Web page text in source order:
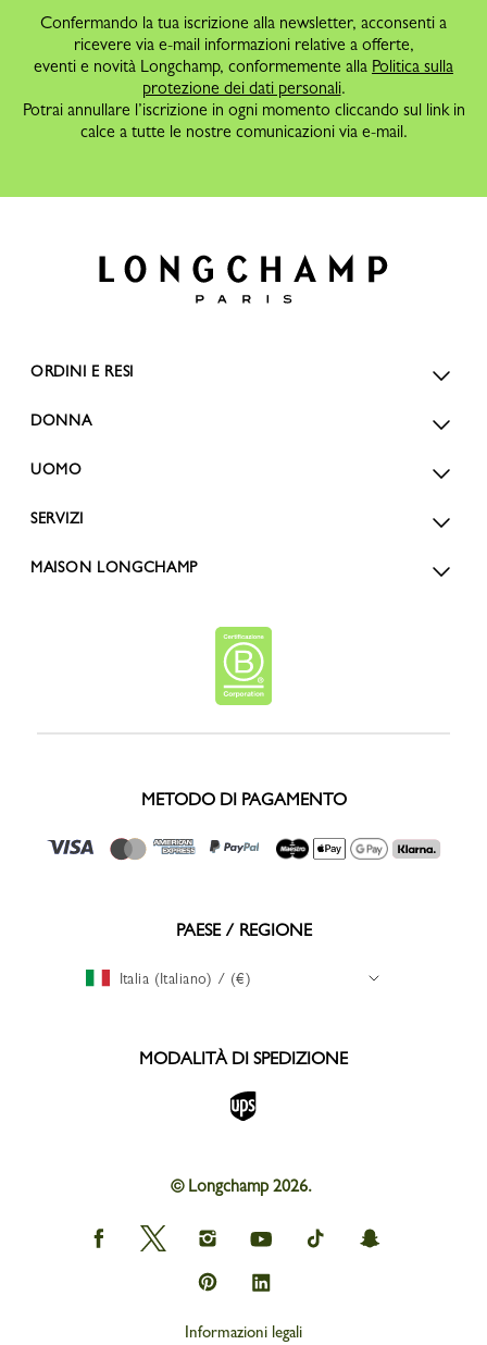
Confermando la tua iscrizione alla newsletter, acconsenti a
ricevere via e-mail informazioni relative a offerte,
eventi e novità Longchamp, conformemente alla Politica sulla
protezione dei dati personali.
Potrai annullare l’iscrizione in ogni momento cliccando sul link in
calce a tutte le nostre comunicazioni via e-mail.
ORDINI E RESI
DONNA
UOMO
SERVIZI
MAISON LONGCHAMP
METODO DI PAGAMENTO
PAESE / REGIONE
Italia (Italiano) / (€)
MODALITÀ DI SPEDIZIONE
© Longchamp 2026.
Longchamp
on
Longchamp
on
Longchamp
on
Instagram
Longchamp
on
youtube
Longchamp
on
Longchamp
on
Longchamp
on
Longchamp
on
Informazioni legali